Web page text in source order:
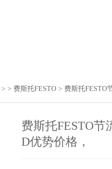
> > 费斯托FESTO > 费斯托FESTO
费斯托FESTO节
D优势价格，